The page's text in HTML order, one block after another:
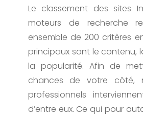
Le classement des sites
moteurs de recherche
ensemble de 200 critères
principaux sont le contenu,
la popularité. Afin de
chances de votre côté,
professionnels
d’entre eux. Ce qui pour